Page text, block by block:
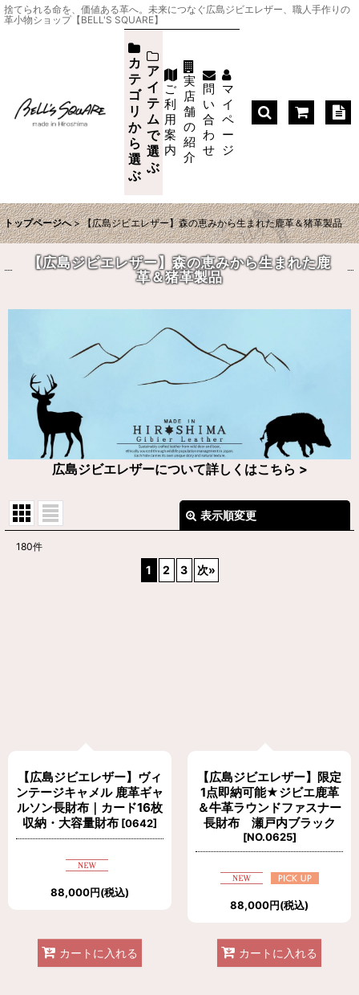
捨てられる命を、価値ある革へ。未来につなぐ広島ジビエレザー、職人手作りの
革小物ショップ【BELL'S SQUARE】
カ
テ
ゴ
リ
か
ら
選
ぶ
ア
イ
テ
ム
で
選
ぶ
ご
利
用
案
内
実
店
舗
の
紹
介
問
い
合
わ
せ
マ
イ
ペ
ー
ジ
トップページへ > 【広島ジビエレザー】森の恵みから生まれた鹿革＆猪革製品
【広島ジビエレザー】森の恵みから生まれた鹿
革＆猪革製品
広島ジビエレザーについて詳しくはこちら >
表示順変更
サブカテゴリ
180件
1 2 3 次»
【広島ジビエレザー】ヴィ
ンテージキャメル 鹿革ギャ
ルソン長財布｜カード16枚
収納・大容量財布 [0642]
88,000円(税込)
カートに入れる
【広島ジビエレザー】限定
1点即納可能★ジビエ鹿革
＆牛革ラウンドファスナー
長財布 瀬戸内ブラック
[NO.0625]
88,000円(税込)
カートに入れる